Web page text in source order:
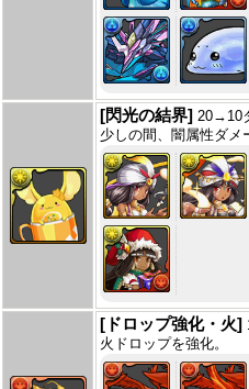
[閃光の結界] 20→10
少しの間、闇属性ダメ
[ドロップ強化・火]
火ドロップを強化。